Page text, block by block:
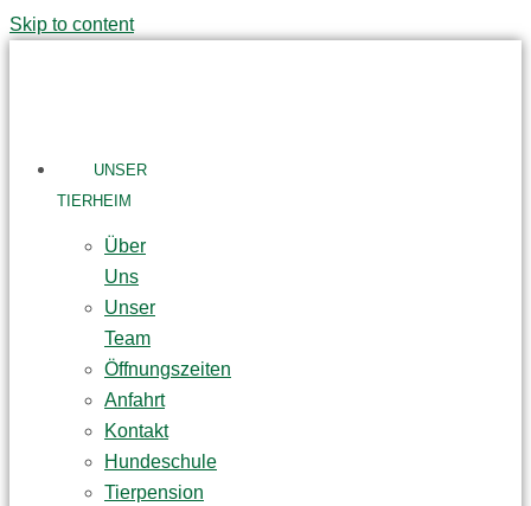
Skip to content
UNSER
TIERHEIM
Über
Uns
Unser
Team
Öffnungszeiten
Anfahrt
Kontakt
Hundeschule
Tierpension